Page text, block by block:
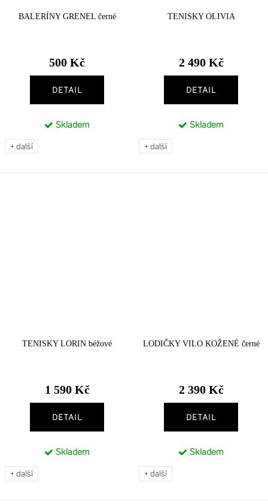
BALERÍNY GRENEL černé
500 Kč
DETAIL
Skladem
+ další
TENISKY OLIVIA
2 490 Kč
DETAIL
Skladem
+ další
TENISKY LORIN béžové
1 590 Kč
DETAIL
Skladem
+ další
LODIČKY VILO KOŽENÉ černé
2 390 Kč
DETAIL
Skladem
+ další